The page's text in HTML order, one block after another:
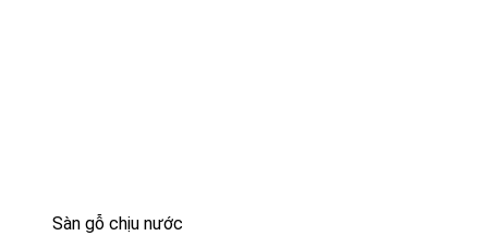
Sàn gỗ chịu nước